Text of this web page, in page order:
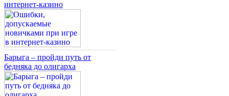
интернет-казино
Барыга – пройди путь от
бедняка до олигарха